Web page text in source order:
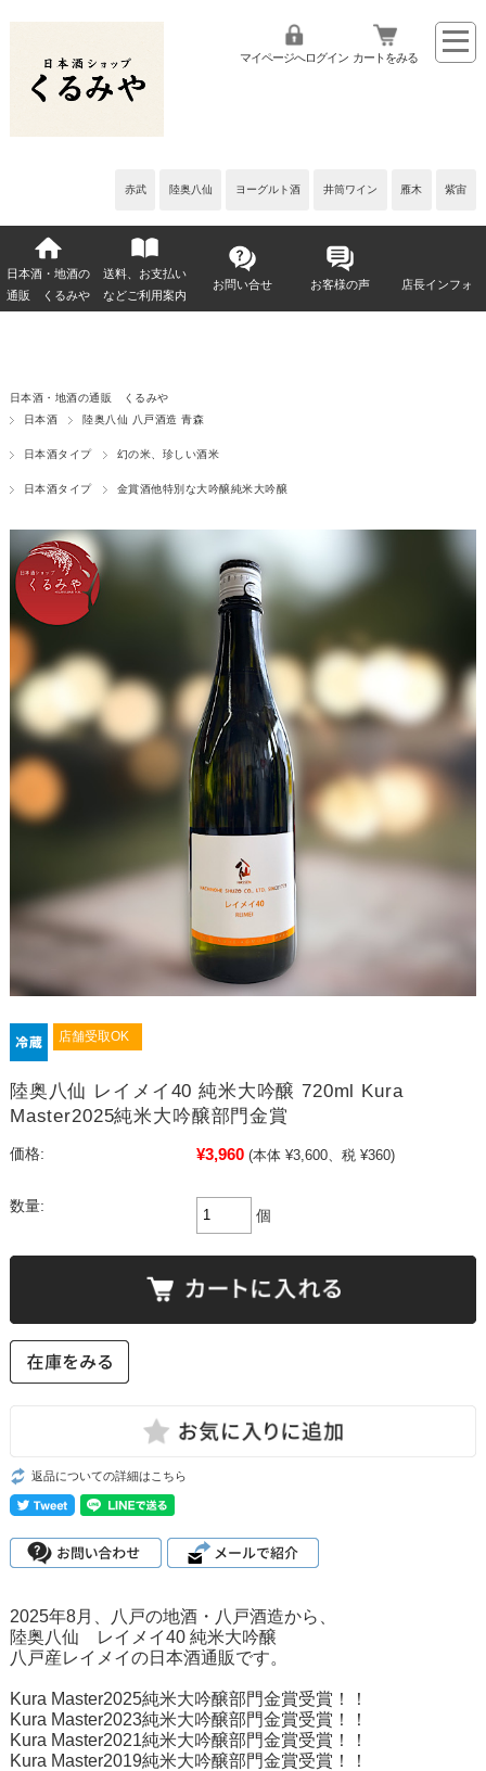
赤武 陸奥八仙 ヨーグルト酒 井筒ワイン 雁木 紫宙
マイページへログイン カートをみる
日本酒・地酒の
通販 くるみや
送料、お支払い
などご利用案内
お問い合せ お客様の声 店長インフォ
日本酒・地酒の通販 くるみや
日本酒
陸奥八仙 八戸酒造 青森
日本酒タイプ 幻の米、珍しい酒米
日本酒タイプ 金賞酒他特別な大吟醸純米大吟醸
店舗受取OK
陸奥八仙 レイメイ40 純米大吟醸 720ml Kura
Master2025純米大吟醸部門金賞
価格: ¥3,960 (本体 ¥3,600、税 ¥360)
数量:
個
返品についての詳細はこちら
2025年8月、八戸の地酒・八戸酒造から、
陸奥八仙 レイメイ40 純米大吟醸
八戸産レイメイの日本酒通販です。
Kura Master2025純米大吟醸部門金賞受賞！！
Kura Master2023純米大吟醸部門金賞受賞！！
Kura Master2021純米大吟醸部門金賞受賞！！
Kura Master2019純米大吟醸部門金賞受賞！！